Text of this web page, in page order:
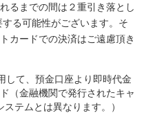
るまでの間は２重引き落とし
る可能性がございます。そ
カードでの決済はご遠慮頂き
して、預金口座より即時代金
（金融機関で発行されたキャ
テムとは異なります。）